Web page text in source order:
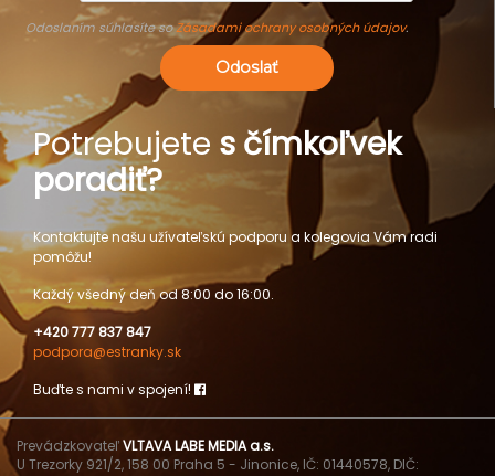
Odoslaním súhlasíte soZásadami ochrany osobných údajov.
Odoslať
Potrebujete s čímkoľvek
poradiť?
Kontaktujte našu užívateľskú podporu a kolegovia Vám radi
pomôžu!
Každý všedný deň od 8:00 do 16:00.
+420 777 837 847
podpora@estranky.sk
Buďte s nami v spojení!
PrevádzkovateľVLTAVA LABE MEDIA a.s.
U Trezorky 921/2, 158 00 Praha 5 - Jinonice, IČ: 01440578, DIČ: